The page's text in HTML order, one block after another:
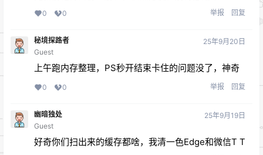
0 0 举报 回复
秘境探路者
Guest
25年9月20日
上午跑内存整理，PS秒开结束卡住的问题没了，神奇
0 0 举报 回复
幽暗独处
Guest
25年9月19日
好奇你们扫出来的缓存都啥，我清一色Edge和微信T T